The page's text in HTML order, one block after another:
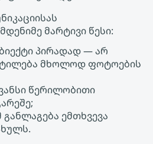
მარტივი წესი:
პირადად — არ
მხოლოდ ფოტოების
წერილობითი
ემთხვევა